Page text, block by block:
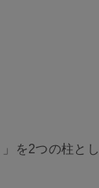
を2つの柱とし